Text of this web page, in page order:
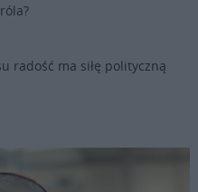
radość ma siłę polityczną